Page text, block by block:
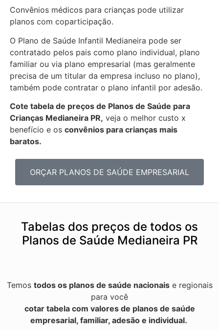
Convênios médicos para crianças pode utilizar
planos com coparticipação.
O Plano de Saúde Infantil Medianeira pode ser
contratado pelos pais como plano individual, plano
familiar ou via plano empresarial (mas geralmente
precisa de um titular da empresa incluso no plano),
também pode contratar o plano infantil por adesão.
Cote tabela de preços de Planos de Saúde para
Crianças Medianeira PR, veja o melhor custo x
benefício e os convênios para crianças mais
baratos.
ORÇAR PLANOS DE SAÚDE EMPRESARIAL
Tabelas dos preços de todos os
Planos de Saúde Medianeira PR
Temos todos os planos de saúde nacionaise regionais
para você
cotar tabela com valores de planos de saúde
empresarial, familiar, adesão e individual.